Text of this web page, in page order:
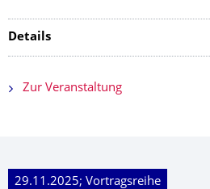
Details
Zur Veranstaltung
29.11.2025; Vortragsreihe